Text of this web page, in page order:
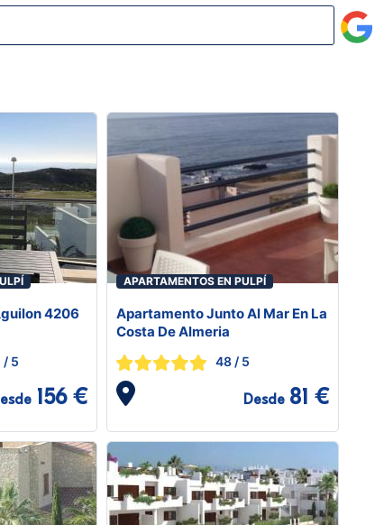
4206
/ 5
156 €
APARTAMENTOS EN PULPÍ
Apartamento Junto Al Mar En La
Costa De Almeria
48/ 5
Desde 81 €